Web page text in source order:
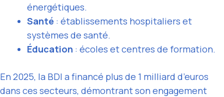
énergétiques.
Santé : établissements hospitaliers et
systèmes de santé.
Éducation : écoles et centres de formation.
En 2025, la BDI a financé plus de 1 milliard d’euros
dans ces secteurs, démontrant son engagement